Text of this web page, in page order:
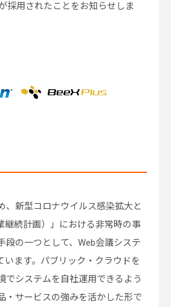
採用されたことをお知らせしま
、新型コロナウイルス感染拡大と
継続計画）」における非常時の事
段の一つとして、Web会議システ
います。パブリック・クラウドを
でシステムを自社運用できるよう
・サービスの強みを活かした形で